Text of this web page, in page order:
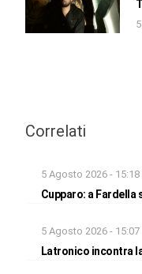
Correlati
5 Agosto 2026 - 15:18
Cupparo: a
5 Agosto 2026 - 15:07
Latronico incontra